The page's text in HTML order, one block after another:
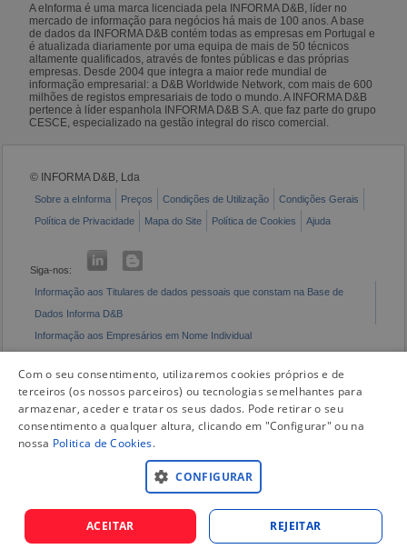
A eInforma é uma marca licenciada pela INFORMA D&B, líder no
mercado de informação para negócios há mais de 100 anos. A base
de dados da INFORMA D&B contém todas as empresas em Portugal e
é atualizada diariamente por uma equipa de mais de 50 técnicos
altamente qualificados, através de fontes públicas e das próprias
empresas. Desde 2004 que integra a maior rede mundial de
informação empresarial: a D&B Worldwide Network, com mais de 600
milhões de registos empresariais de todo o mundo. A INFORMA D&B
pertence à líder espanhola INFORMA D&B S.A. que faz parte do grupo
CESCE, especializado na gestão integral do risco comercial.
© INFORMA D&B, Lda
Sobre a eInforma Preços Condições de Utilização
Condições Gerais
Política de Privacidade
Mapa do Site Política de Cookies Ajuda
Siga-nos:
Informação aos Titulares de dados pessoais que constam na Base de
Dados Informa D&B
Informação aos Empresários em Nome Individual
Com o seu consentimento, utilizaremos cookies próprios e de
terceiros (os nossos parceiros) ou tecnologias semelhantes para
armazenar, aceder e tratar os seus dados. Pode retirar o seu
consentimento a qualquer altura, clicando em "Configurar" ou na
nossa Politica de Cookies.
CONFIGURAR
ACEITAR REJEITAR